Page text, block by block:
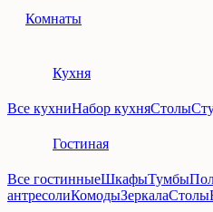
Комнаты
Кухня
Все кухниНабор кухняСтолы
Гостиная
Все гостинныеШкафыТумбы
антресолиКомодыЗеркалаСтолы